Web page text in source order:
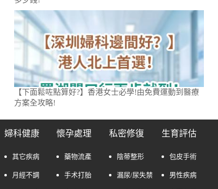
【下面鬆咗點算好?】香港女士必學!由免費運動到醫療
方案全攻略!
婦科健康
其它疾病
月經不調
懷孕處理
藥物流產
手术打胎
私密修復
陰蒂整形
漏尿/尿失禁
生育評估
包皮手術
男性疾病